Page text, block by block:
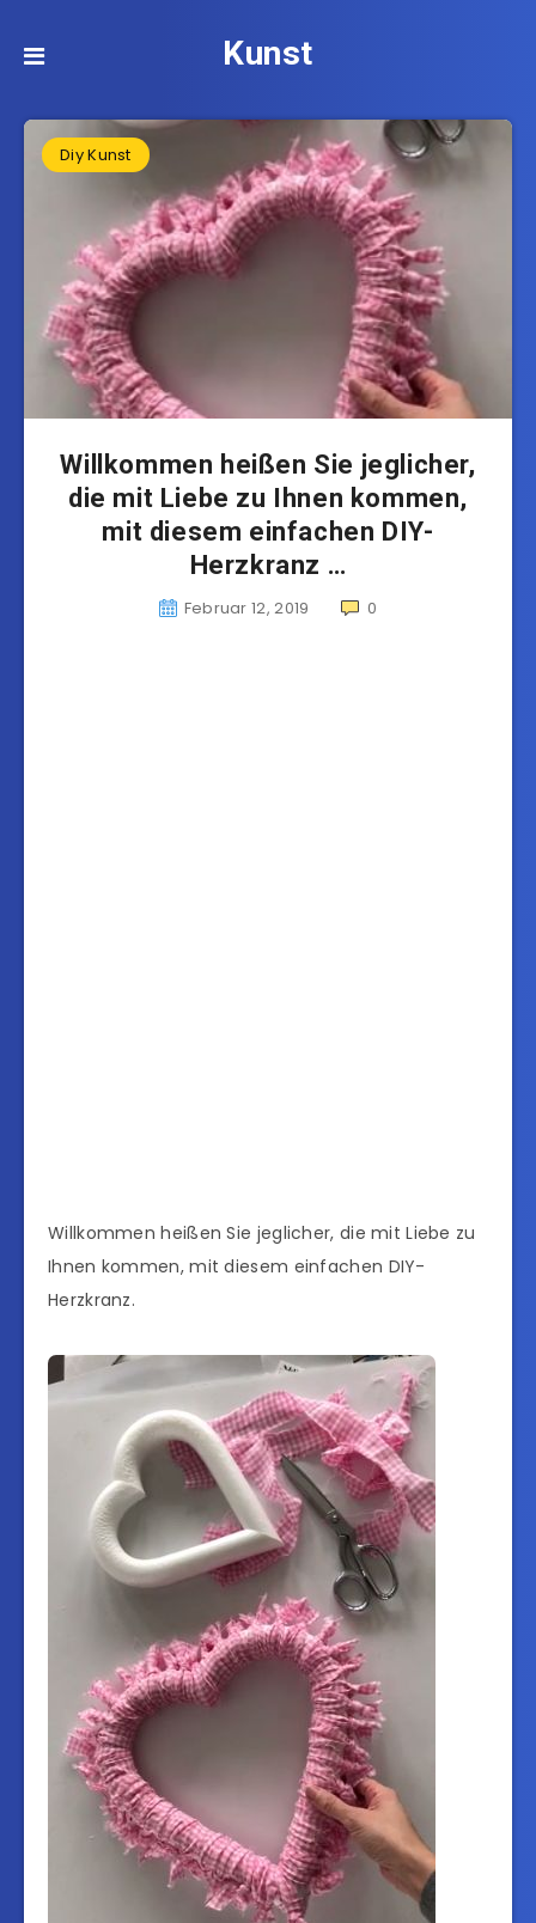
Kunst
Diy Kunst
Willkommen heißen Sie jeglicher,
die mit Liebe zu Ihnen kommen,
mit diesem einfachen DIY-
Herzkranz …
Februar 12, 2019 0
Willkommen heißen Sie jeglicher, die mit Liebe zu
Ihnen kommen, mit diesem einfachen DIY-
Herzkranz.